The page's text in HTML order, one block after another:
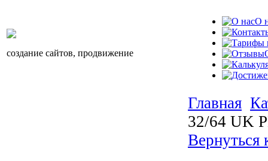
создание сайтов, продвижение
О
Главная
32/64 UK